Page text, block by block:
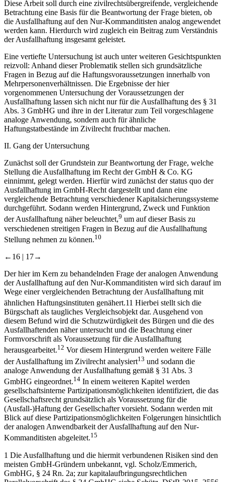
Diese Arbeit soll durch eine zivilrechtsübergreifende, vergleichende
Betrachtung eine Basis für die Beantwortung der Frage bieten, ob
die Ausfallhaftung auf den Nur-Kommanditisten analog angewendet
werden kann. Hierdurch wird zugleich ein Beitrag zum Verständnis
der Ausfallhaftung insgesamt geleistet.
Eine vertiefte Untersuchung ist auch unter weiteren Gesichtspunkten
reizvoll: Anhand dieser Problematik stellen sich grundsätzliche
Fragen in Bezug auf die Haftungsvoraussetzungen innerhalb von
Mehrpersonenverhältnissen. Die Ergebnisse der hier
vorgenommenen Untersuchung der Voraussetzungen der
Ausfallhaftung lassen sich nicht nur für die Ausfallhaftung des § 31
Abs. 3 GmbHG und ihre in der Literatur zum Teil vorgeschlagene
analoge Anwendung, sondern auch für ähnliche
Haftungstatbestände im Zivilrecht fruchtbar machen.
II. Gang der Untersuchung
Zunächst soll der Grundstein zur Beantwortung der Frage, welche
Stellung die Ausfallhaftung im Recht der GmbH & Co. KG
einnimmt, gelegt werden. Hierfür wird zunächst derstatus quo der
Ausfallhaftung im GmbH-Recht dargestellt und dann eine
vergleichende Betrachtung verschiedener Kapitalsicherungssysteme
durchgeführt. Sodann werden Hintergrund, Zweck und Funktion
der Ausfallhaftung näher beleuchtet,9 um auf dieser Basis zu
verschiedenen streitigen Fragen in Bezug auf die Ausfallhaftung
Stellung nehmen zu können.10
←16 | 17→
Der hier im Kern zu behandelnden Frage der analogen Anwendung
der Ausfallhaftung auf den Nur-Kommanditisten wird sich darauf im
Wege einer vergleichenden Betrachtung der Ausfallhaftung mit
ähnlichen Haftungsinstituten genähert.11 Hierbei stellt sich die
Bürgschaft als taugliches Vergleichsobjekt dar. Ausgehend von
diesem Befund wird die Schutzwürdigkeit des Bürgen und die des
Ausfallhaftenden näher untersucht und die Beachtung einer
Formvorschrift als Voraussetzung für die Ausfallhaftung
herausgearbeitet.12 Vor diesem Hintergrund werden weitere Fälle
der Ausfallhaftung im Zivilrecht analysiert13 und sodann die
analoge Anwendung der Ausfallhaftung gemäß § 31 Abs. 3
GmbHG eingeordnet.14 In einem weiteren Kapitel werden
gesellschaftsinterne Partizipationsmöglichkeiten identifiziert, die das
Gesellschaftsrecht grundsätzlich als Voraussetzung für die
(Ausfall-)Haftung der Gesellschafter vorsieht. Sodann werden mit
Blick auf diese Partizipationsmöglichkeiten Folgerungen hinsichtlich
der analogen Anwendbarkeit der Ausfallhaftung auf den Nur-
Kommanditisten abgeleitet.15
1 Die Ausfallhaftung und die hiermit verbundenen Risiken sind den
meisten GmbH-Gründern unbekannt, vgl. Scholz/Emmerich,
GmbHG, § 24 Rn. 2a; zur kapitalaufbringungsrechtlichen